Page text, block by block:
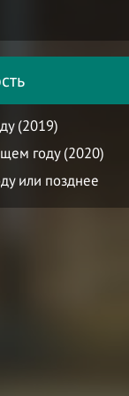
(2019)
году (2020)
или позднее